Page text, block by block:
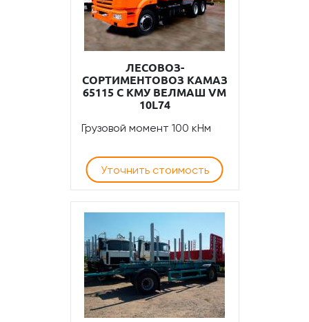
ЛЕСОВОЗ-
СОРТИМЕНТОВОЗ КАМАЗ
65115 С КМУ ВЕЛМАШ VM
10L74
Грузовой момент 100 кНм
Уточнить стоимость